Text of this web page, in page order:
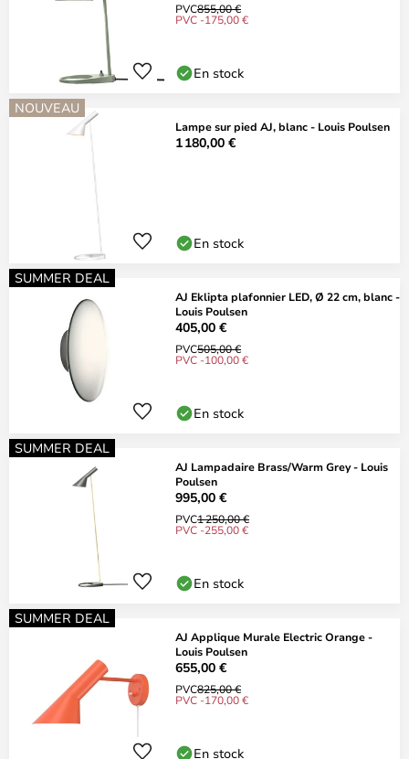
PVC855,00 €
PVC -175,00 €
En stock
NOUVEAU
Lampe sur pied AJ, blanc - Louis Poulsen
1 180,00 €
En stock
SUMMER DEAL
AJ Eklipta plafonnier LED, Ø 22 cm, blanc -
Louis Poulsen
405,00 €
PVC505,00 €
PVC -100,00 €
En stock
SUMMER DEAL
AJ Lampadaire Brass/Warm Grey - Louis
Poulsen
995,00 €
PVC1 250,00 €
PVC -255,00 €
En stock
SUMMER DEAL
AJ Applique Murale Electric Orange -
Louis Poulsen
655,00 €
PVC825,00 €
PVC -170,00 €
En stock